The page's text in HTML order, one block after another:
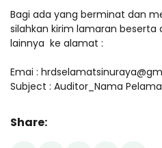
Bagi ada yang berminat dan
silahkan kirim lamaran beserta
lainnya ke alamat :
Emai :
Subject : Auditor_Nama
Share: